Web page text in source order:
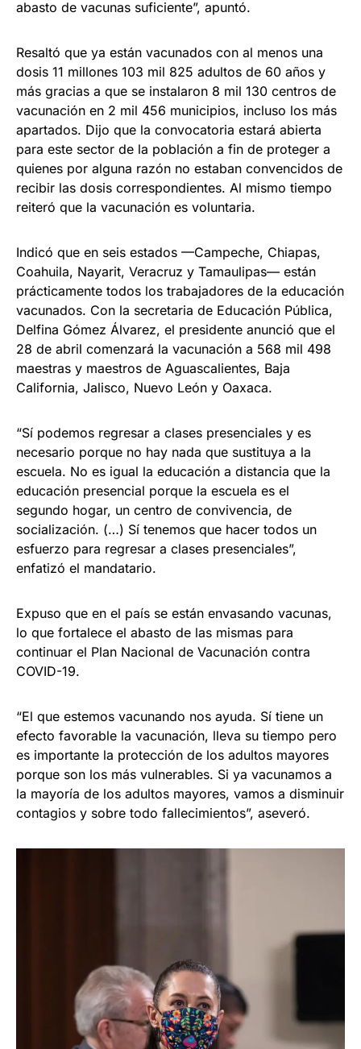
abasto de vacunas suficiente”, apuntó.
Resaltó que ya están vacunados con al menos una
dosis 11 millones 103 mil 825 adultos de 60 años y
más gracias a que se instalaron 8 mil 130 centros de
vacunación en 2 mil 456 municipios, incluso los más
apartados. Dijo que la convocatoria estará abierta
para este sector de la población a fin de proteger a
quienes por alguna razón no estaban convencidos de
recibir las dosis correspondientes. Al mismo tiempo
reiteró que la vacunación es voluntaria.
Indicó que en seis estados —Campeche, Chiapas,
Coahuila, Nayarit, Veracruz y Tamaulipas— están
prácticamente todos los trabajadores de la educación
vacunados. Con la secretaria de Educación Pública,
Delfina Gómez Álvarez, el presidente anunció que el
28 de abril comenzará la vacunación a 568 mil 498
maestras y maestros de Aguascalientes, Baja
California, Jalisco, Nuevo León y Oaxaca.
“Sí podemos regresar a clases presenciales y es
necesario porque no hay nada que sustituya a la
escuela. No es igual la educación a distancia que la
educación presencial porque la escuela es el
segundo hogar, un centro de convivencia, de
socialización. (…) Sí tenemos que hacer todos un
esfuerzo para regresar a clases presenciales”,
enfatizó el mandatario.
Expuso que en el país se están envasando vacunas,
lo que fortalece el abasto de las mismas para
continuar el Plan Nacional de Vacunación contra
COVID-19.
“El que estemos vacunando nos ayuda. Sí tiene un
efecto favorable la vacunación, lleva su tiempo pero
es importante la protección de los adultos mayores
porque son los más vulnerables. Si ya vacunamos a
la mayoría de los adultos mayores, vamos a disminuir
contagios y sobre todo fallecimientos”, aseveró.